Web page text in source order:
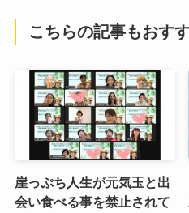
こちらの記事もおす
崖っぷち人生が元気玉と出
会い食べる事を禁止されて